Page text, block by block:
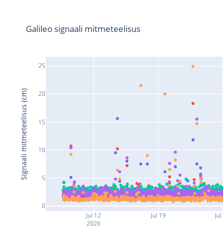
Jul 12
2026
Jul 19
0
5
10
15
20
25
Galileo signaali mitmeteelisus
Signaali mitmeteelisus (cm)